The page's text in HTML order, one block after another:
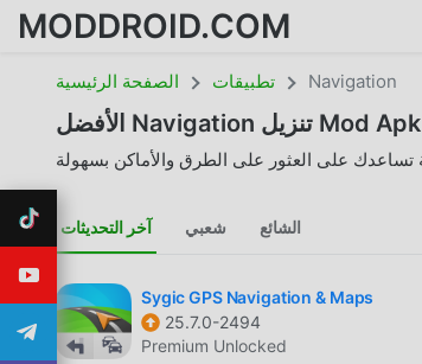
MODDROID.COM
الصفحة الرئيسية تطبيقات Navigation
Navigation تنزيل Mod Apk
آخر التحديثات شعبي الشائع
Sygic GPS Navigation & Maps
25.7.0-2494
Premium Unlocked